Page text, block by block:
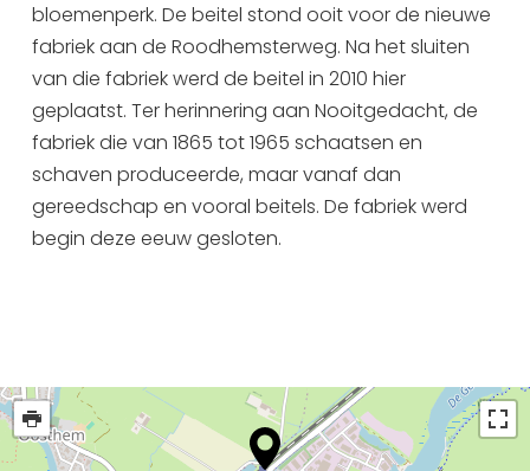
UITagenda
Routes
Veel bezochte pagina's:
Top 10 leuke dingen
Webcams
De leukste routes
bloemenperk. De beitel stond ooit voor de nieuwe
fabriek aan de Roodhemsterweg. Na het sluiten
van die fabriek werd de beitel in 2010 hier
geplaatst. Ter herinnering aan Nooitgedacht, de
fabriek die van 1865 tot 1965 schaatsen en
schaven produceerde, maar vanaf dan
gereedschap en vooral beitels. De fabriek werd
begin deze eeuw gesloten.